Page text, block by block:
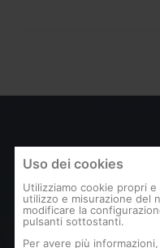
Uso dei cookies
Utilizziamo cookie propri
utilizzo e misurazione del
modificare la
pulsanti sottostanti.
Per avere più